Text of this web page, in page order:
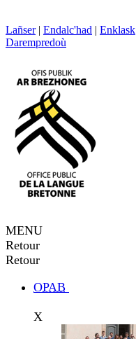
Lañser | Endalc'had | Enklask
Darempredoù
MENU
Retour
Retour
OPAB
X